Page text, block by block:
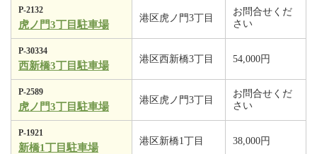
P-2132
虎ノ門3丁目駐車場
港区虎ノ門3丁目
お問合せくだ
さい
P-30334
西新橋3丁目駐車場
港区西新橋3丁目 54,000円
P-2589
虎ノ門3丁目駐車場
港区虎ノ門3丁目
お問合せくだ
さい
P-1921
新橋1丁目駐車場
港区新橋1丁目 38,000円